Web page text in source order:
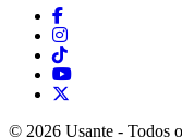
© 2026 Usante - Todos